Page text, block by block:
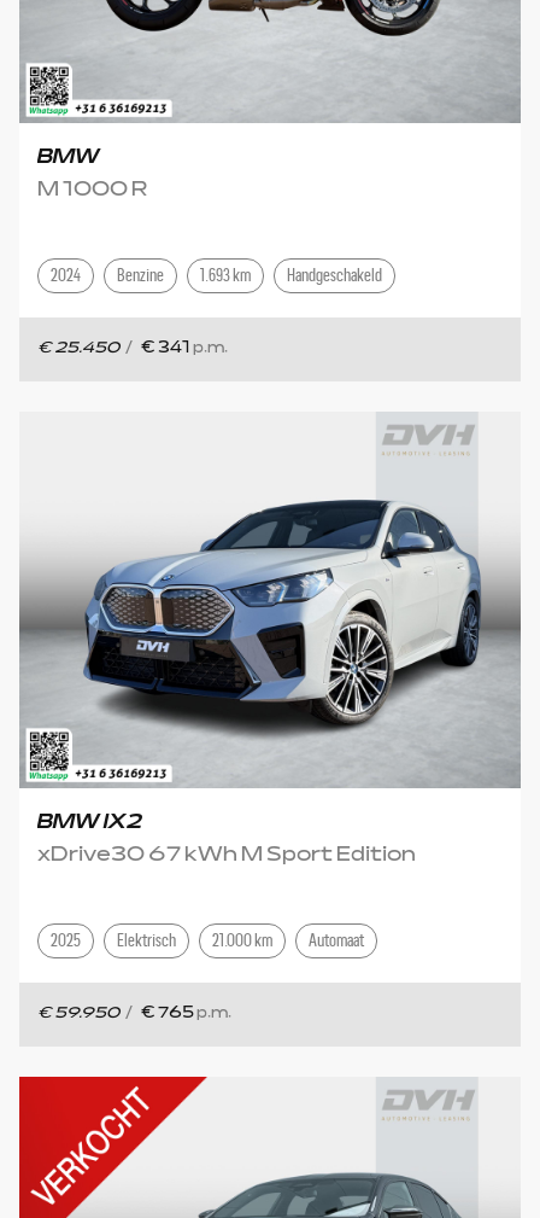
BMW
M 1000 R
2024 Benzine 1.693 km Handgeschakeld
€ 25.450 / € 341 p.m.
BMW IX2
xDrive30 67 kWh M Sport Edition
2025 Elektrisch 21.000 km Automaat
€ 59.950 / € 765p.m.